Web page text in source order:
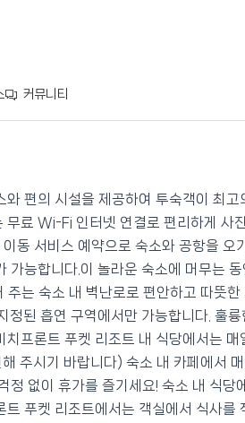
커뮤니티
편의 시설을 제공하여 투숙객이 최고
무료 Wi-Fi 인터넷 연결로 편리하게 사
동 서비스 예약으로 숙소와 공항을 오
가능합니다.이 놀라운 숙소에 머무는
는 숙소 내 벽난로로 편안하고 따뜻한
정된 흡연 구역에서만 가능합니다. 훌륭
프론트 푸켓 리조트 내 식당에서는 매
주시기 바랍니다) 숙소 내 카페에서
정 없이 휴가를 즐기세요! 숙소 내 식당
푸켓 리조트에서는 객실에서 식사를